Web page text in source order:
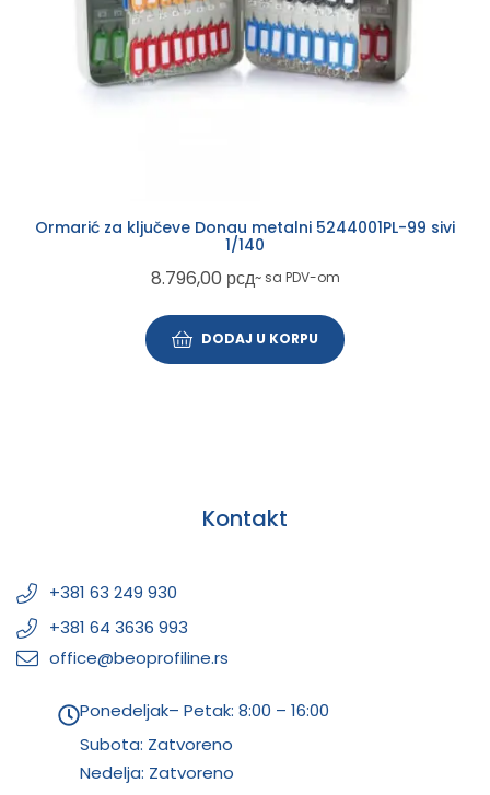
Ormarić za ključeve Donau metalni 5244001PL-99 sivi
1/140
8.796,00 рсд~ sa PDV-om
DODAJ U KORPU
Kontakt
+381 63 249 930
+381 64 3636 993
office@beoprofiline.rs
Ponedeljak– Petak: 8:00 – 16:00
Subota: Zatvoreno
Nedelja: Zatvoreno